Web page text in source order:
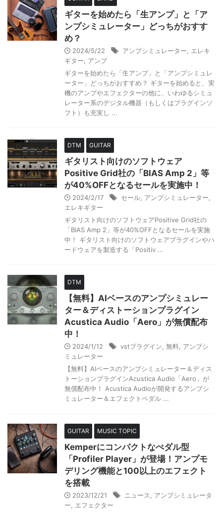
ギターを始めたら「生アンプ」と「ア
ンプシミュレーター」どっちがおすす
め？
2024/5/22 アンプシミュレーター
エレキ
ギター
アンプ
ギターを始めたら「生アンプ」と「アンプシミュレ
ーター」どっちがおすすめ？ ギターを始めると、実
機のアンプやエフェクターの他に、いわゆるシミュ
レーター系のデジタル機器（もしくはプラグインソ
フト）も充実し ...
DTM GUITAR
ギタリスト向けのソフトウェア
Positive Grid社の「BIAS Amp 2」等
が40%OFFとなるセールを実施中！
2024/2/17 セール アンプシミュレーター
エレキギター
ギタリスト向けのソフトウェアPositive Grid社の
「BIAS Amp 2」等が40%OFFとなるセールを実施
中！ ギタリスト向けのソフトウェアプラグインやハ
ードウェアを製造する「Positiv ...
DTM
【無料】AIベースのアンプシミュレー
ター＆ディストーションプラグイン
Acustica Audio「Aero」が無償配布
中！
2024/1/12 vstプラグイン 無料 アンプシ
ミュレーター
【無料】AIベースのアンプシミュレーター＆ディス
トーションプラグインAcustica Audio「Aero」が
無償配布中！ Acustica Audioが開発するアンプシ
ミュレーター＆エフェクトペダル ...
GUITAR MUSIC TOPIC
Kemperにコンパクトなぺダル型
「Profiler Player」が登場！アンプモ
デリング機能と100以上のエフェクト
を搭載
2023/12/21 ニュース
アンプシミュレータ
ー
エフェクター